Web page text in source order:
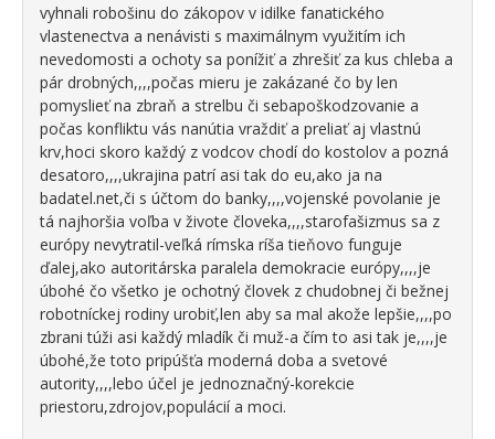
vyhnali robošinu do zákopov v idilke fanatického
vlastenectva a nenávisti s maximálnym využitím ich
nevedomosti a ochoty sa ponížiť a zhrešiť za kus chleba a
pár drobných,,,,počas mieru je zakázané čo by len
pomyslieť na zbraň a strelbu či sebapoškodzovanie a
počas konfliktu vás nanútia vraždiť a preliať aj vlastnú
krv,hoci skoro každý z vodcov chodí do kostolov a pozná
desatoro,,,,ukrajina patrí asi tak do eu,ako ja na
badatel.net,či s účtom do banky,,,,vojenské povolanie je
tá najhoršia voľba v živote človeka,,,,starofašizmus sa z
európy nevytratil-veľká rímska ríša tieňovo funguje
ďalej,ako autoritárska paralela demokracie európy,,,,je
úbohé čo všetko je ochotný človek z chudobnej či bežnej
robotníckej rodiny urobiť,len aby sa mal akože lepšie,,,,po
zbrani túži asi každý mladík či muž-a čím to asi tak je,,,,je
úbohé,že toto pripúšťa moderná doba a svetové
autority,,,,lebo účel je jednoznačný-korekcie
priestoru,zdrojov,populácií a moci.